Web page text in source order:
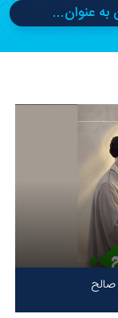
به عنوان...